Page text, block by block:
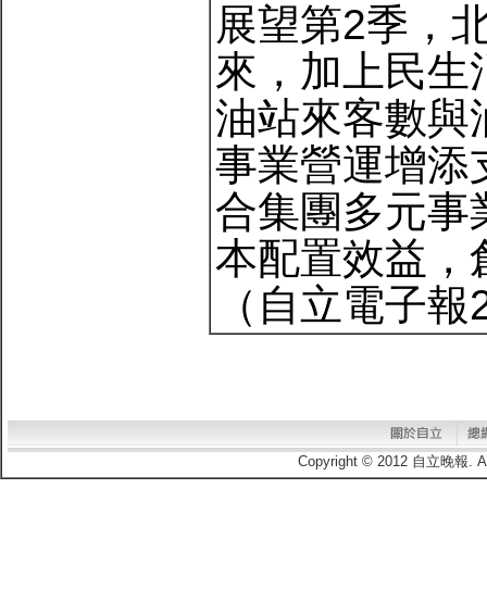
展望第2季，
來，加上民生
油站來客數與
事業營運增添
合集團多元事
本配置效益，
（自立電子
Copyright © 2012 自立晚報.